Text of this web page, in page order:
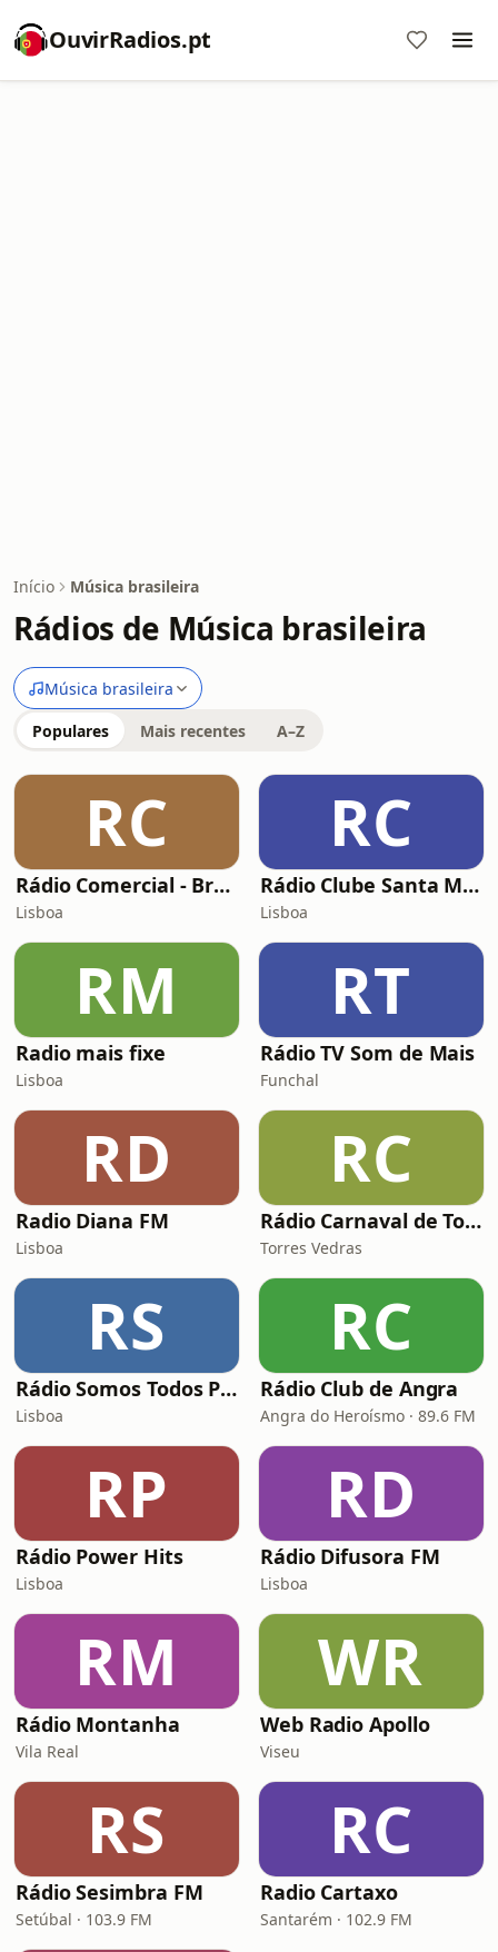
OuvirRadios.pt
Início Música brasileira
Rádios de Música brasileira
Música brasileira
Populares Mais recentes A–Z
RC
Rádio Comercial - Brasil
Lisboa
RC
Rádio Clube Santa Marta
Lisboa
RM
Radio mais fixe
Lisboa
RT
Rádio TV Som de Mais
Funchal
RD
Radio Diana FM
Lisboa
RC
Rádio Carnaval de Torres Vedras
Torres Vedras
RS
Rádio Somos Todos Primos
Lisboa
RC
Rádio Club de Angra
Angra do Heroísmo · 89.6 FM
RP
Rádio Power Hits
Lisboa
RD
Rádio Difusora FM
Lisboa
RM
Rádio Montanha
Vila Real
WR
Web Radio Apollo
Viseu
RS
Rádio Sesimbra FM
Setúbal · 103.9 FM
RC
Radio Cartaxo
Santarém · 102.9 FM